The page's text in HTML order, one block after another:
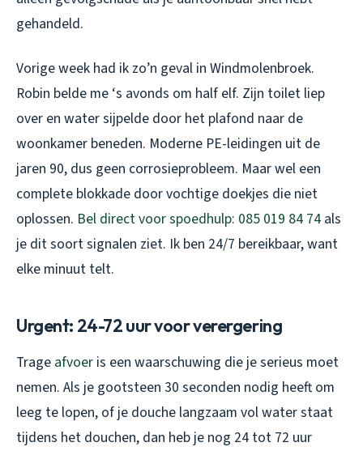
gehandeld.
Vorige week had ik zo’n geval in Windmolenbroek.
Robin belde me ‘s avonds om half elf. Zijn toilet liep
over en water sijpelde door het plafond naar de
woonkamer beneden. Moderne PE-leidingen uit de
jaren 90, dus geen corrosieprobleem. Maar wel een
complete blokkade door vochtige doekjes die niet
oplossen. Bel direct voor spoedhulp: 085 019 84 74 als
je dit soort signalen ziet. Ik ben 24/7 bereikbaar, want
elke minuut telt.
Urgent: 24-72 uur voor verergering
Trage afvoer is een waarschuwing die je serieus moet
nemen. Als je gootsteen 30 seconden nodig heeft om
leeg te lopen, of je douche langzaam vol water staat
tijdens het douchen, dan heb je nog 24 tot 72 uur